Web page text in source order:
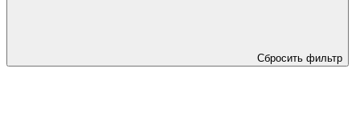
Сбросить фильтр